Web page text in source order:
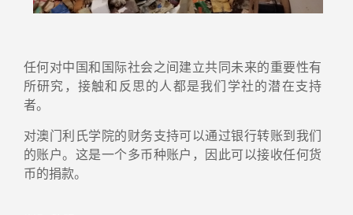
任何对中国和国际社会之间建立共同未来的重要性有
所研究，接触和反思的人都是我们学社的潜在支持
者。
对澳门利氏学院的财务支持可以通过银行转账到我们
的账户。这是一个多币种账户，因此可以接收任何货
币的捐款。